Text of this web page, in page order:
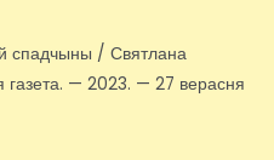
спадчыны / Святлана
газета. — 2023. — 27 верасня